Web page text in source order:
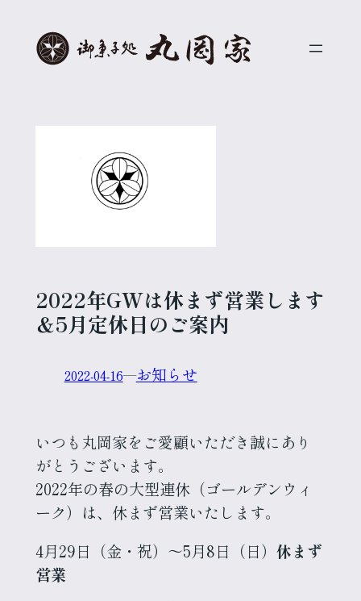
2022年GWは休まず営業します
＆5月定休日のご案内
2022-04-16—お知らせ
いつも丸岡家をご愛顧いただき誠にあり
がとうございます。
2022年の春の大型連休（ゴールデンウィ
ーク）は、休まず営業いたします。
4月29日（金・祝）～5月8日（日） 休まず
営業